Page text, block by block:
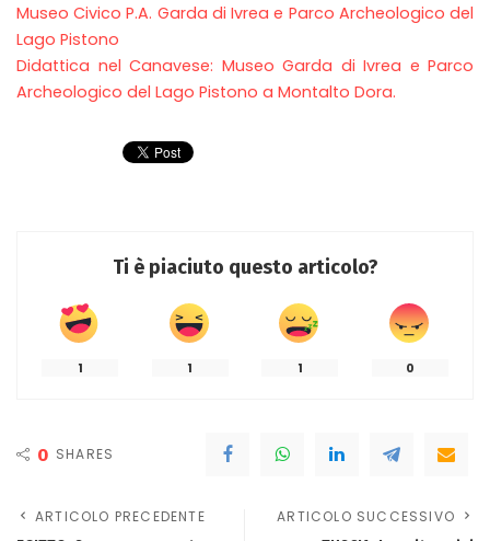
Museo Civico P.A. Garda di Ivrea e Parco Archeologico del
Lago Pistono
Didattica nel Canavese: Museo Garda di Ivrea e Parco
Archeologico del Lago Pistono a Montalto Dora.
Ti è piaciuto questo articolo?
1 1 1 0
0 SHARES
ARTICOLO PRECEDENTE ARTICOLO SUCCESSIVO